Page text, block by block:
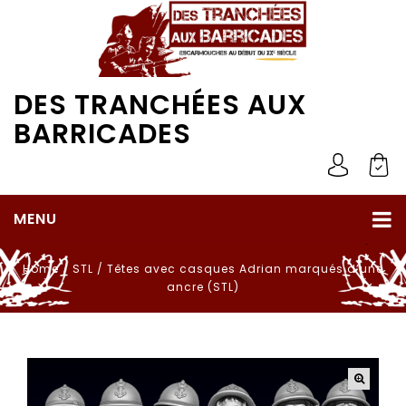
DES TRANCHÉES AUX
BARRICADES
MENU
Home/ STL / Têtes avec casques Adrian marqués d’une
ancre (STL)